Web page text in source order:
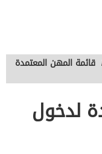
قائمة المهن المعتمدة
لدخول